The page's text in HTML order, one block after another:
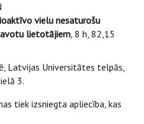
vielu nesaturošu
lietotājiem, 8 h, 82,15
Latvijas Universitātes telpās,
3.
tiek izsniegta apliecība, kas